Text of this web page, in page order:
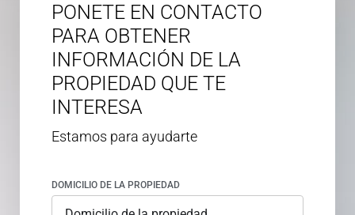
PONETE EN CONTACTO
PARA OBTENER
INFORMACIÓN DE LA
PROPIEDAD QUE TE
INTERESA
Estamos para ayudarte
DOMICILIO DE LA PROPIEDAD